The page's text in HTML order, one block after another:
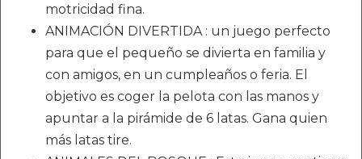
motricidad fina.
ANIMACIÓN DIVERTIDA : un juego perfecto
para que el pequeño se divierta en familia y
con amigos, en un cumpleaños o feria. El
objetivo es coger la pelota con las manos y
apuntar a la pirámide de 6 latas. Gana quien
más latas tire.